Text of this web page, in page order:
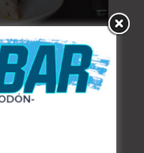
la Ruta del
celebra la 15ª